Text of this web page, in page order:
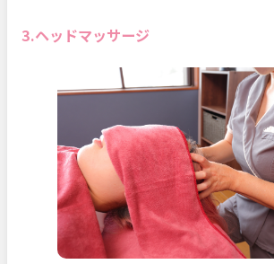
3.ヘッドマッサージ